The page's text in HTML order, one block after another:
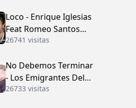
Loco - Enrique Iglesias
Feat Romeo Santos
(con Letra)
26741 visitas
No Debemos Terminar
- Los Emigrantes Del
Vallenato
26733 visitas